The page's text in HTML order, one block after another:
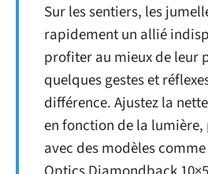
Sur les sentiers, les
rapidement un allié
profiter au mieux de leur
quelques gestes et
différence. Ajustez la
en fonction de la
avec des modèles